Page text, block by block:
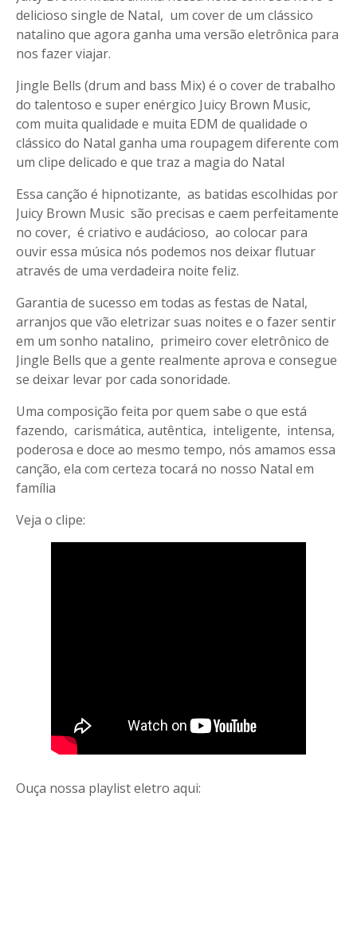
delicioso single de Natal, um cover de um clássico
natalino que agora ganha uma versão eletrônica para
nos fazer viajar.
Jingle Bells (drum and bass Mix) é o cover de trabalho
do talentoso e super enérgico Juicy Brown Music,
com muita qualidade e muita EDM de qualidade o
clássico do Natal ganha uma roupagem diferente com
um clipe delicado e que traz a magia do Natal
Essa canção é hipnotizante, as batidas escolhidas por
Juicy Brown Music são precisas e caem perfeitamente
no cover, é criativo e audácioso, ao colocar para
ouvir essa música nós podemos nos deixar flutuar
através de uma verdadeira noite feliz.
Garantia de sucesso em todas as festas de Natal,
arranjos que vão eletrizar suas noites e o fazer sentir
em um sonho natalino, primeiro cover eletrônico de
Jingle Bells que a gente realmente aprova e consegue
se deixar levar por cada sonoridade.
Uma composição feita por quem sabe o que está
fazendo, carismática, autêntica, inteligente, intensa,
poderosa e doce ao mesmo tempo, nós amamos essa
canção, ela com certeza tocará no nosso Natal em
família
Veja o clipe:
Ouça nossa playlist eletro aqui: